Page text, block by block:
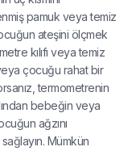
pamuk veya temiz
ateşini ölçmek
kılıfı veya temiz
çocuğu rahat bir
termometrenin
bebeğin veya
ağzını
Mümkün